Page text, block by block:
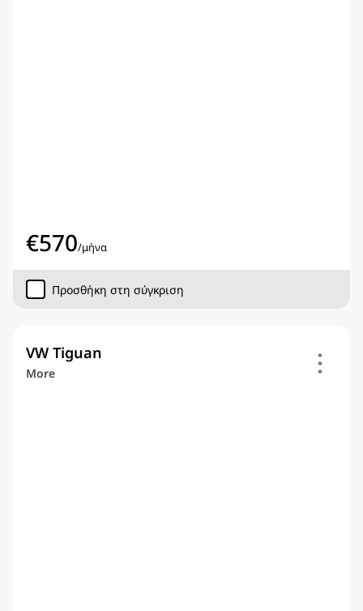
€570/μήνα
Προσθήκη στη σύγκριση
VW Tiguan
More